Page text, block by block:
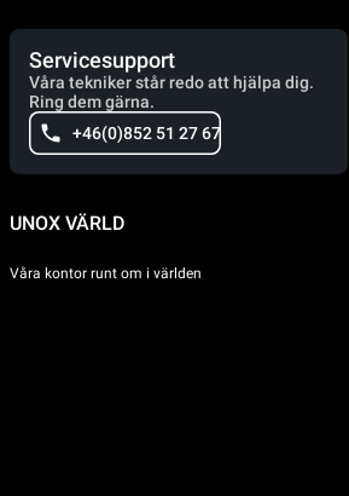
Servicesupport
Våra tekniker står redo att hjälpa dig.
Ring dem gärna.
+46(0)852 51 27 67
UNOX VÄRLD
Våra kontor runt om i världen